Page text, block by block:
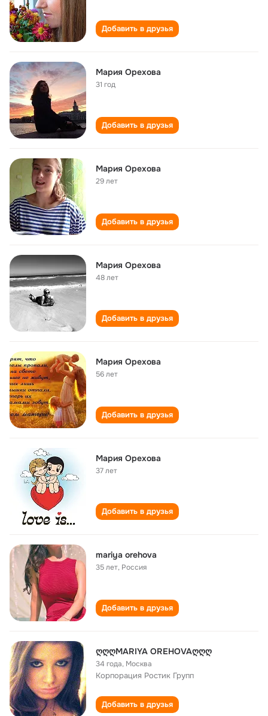
Добавить в друзья
Мария Орехова
31 год
Добавить в друзья
Мария Орехова
29 лет
Добавить в друзья
Мария Орехова
48 лет
Добавить в друзья
Мария Орехова
56 лет
Добавить в друзья
Мария Орехова
37 лет
Добавить в друзья
mariya orehova
35 лет, Россия
Добавить в друзья
ღღღMARIYA OREHOVAღღღ
34 года, Москва
Корпорация Ростик Групп
Добавить в друзья